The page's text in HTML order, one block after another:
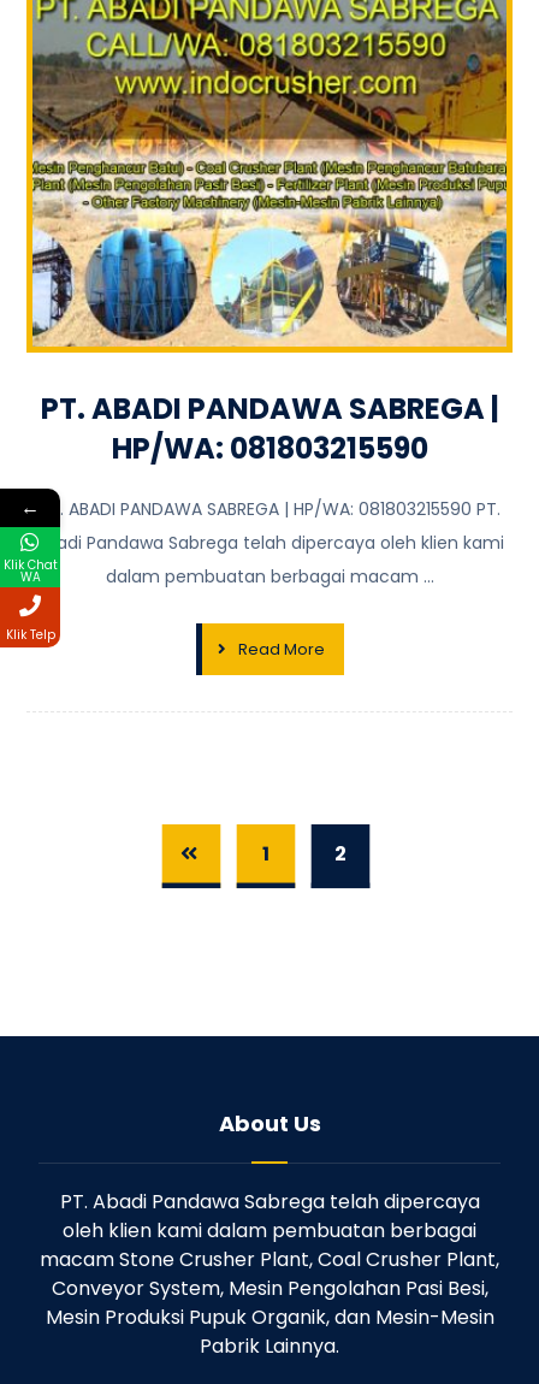
PT. ABADI PANDAWA SABREGA |
HP/WA: 081803215590
PT. ABADI PANDAWA SABREGA | HP/WA: 081803215590 PT.
Abadi Pandawa Sabrega telah dipercaya oleh klien kami
dalam pembuatan berbagai macam ...
Read More
1 2
About Us
PT. Abadi Pandawa Sabrega telah dipercaya
oleh klien kami dalam pembuatan berbagai
macam Stone Crusher Plant, Coal Crusher Plant,
Conveyor System, Mesin Pengolahan Pasi Besi,
Mesin Produksi Pupuk Organik, dan Mesin-Mesin
Pabrik Lainnya.
←
Klik Chat
WA
Klik Telp